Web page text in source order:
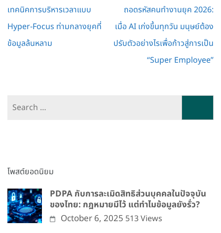
Post
navigation
เทคนิคการบริหารเวลาแบบ
Hyper-Focus ท่ามกลางยุคที่
ข้อมูลล้นหลาม
ถอดรหัสคนทำงานยุค 2026:
เมื่อ AI เก่งขึ้นทุกวัน มนุษย์ต้อง
ปรับตัวอย่างไรเพื่อก้าวสู่การเป็น
“Super Employee”
โพสต์ยอดนิยม
PDPA กับการละเมิดสิทธิส่วนบุคคลในปัจจุบัน
ของไทย: กฎหมายมีไว้ แต่ทำไมข้อมูลยังรั่ว?
October 6, 2025 513 Views